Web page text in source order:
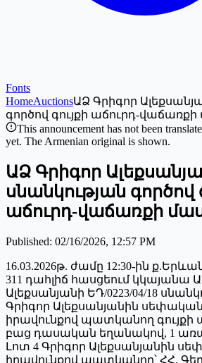
Fonts
HomeAuctionsԱՁ Գրիգոր
գործով գույքի աճուրդ-վաճառքի
This announcement has not been
yet. The Armenian original is shown.
ԱՁ Գրիգոր
սնանկության գործով
աճուրդ-վաճառքի
Published: 02/16/2026, 12:57 PM
16.03.2026թ. ժամը 12:30-ին
311 դահլիճ հասցեում կկայանա
Ալեքսանյանի ԵԴ/0223/04/18
Գրիգոր Ալեքսանյանին
իրավունքով պատկանող գույքի
բաց դասական եղանակով, 1
Լոտ 4 Գրիգոր Ալեքսանյանին
իրավունքով պատկանող՝ ՀՀ,